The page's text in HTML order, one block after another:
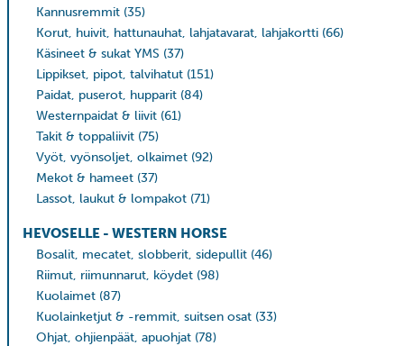
Kannusremmit (35)
Korut, huivit, hattunauhat, lahjatavarat, lahjakortti (66)
Käsineet & sukat YMS (37)
Lippikset, pipot, talvihatut (151)
Paidat, puserot, hupparit (84)
Westernpaidat & liivit (61)
Takit & toppaliivit (75)
Vyöt, vyönsoljet, olkaimet (92)
Mekot & hameet (37)
Lassot, laukut & lompakot (71)
HEVOSELLE - WESTERN HORSE
Bosalit, mecatet, slobberit, sidepullit (46)
Riimut, riimunnarut, köydet (98)
Kuolaimet (87)
Kuolainketjut & -remmit, suitsen osat (33)
Ohjat, ohjienpäät, apuohjat (78)